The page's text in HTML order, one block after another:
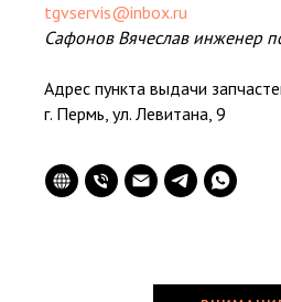
tgvservis@inbox.ru
Сафонов Вячеслав инженер
Адрес пункта выдачи
г. Пермь, ул. Левитана, 9